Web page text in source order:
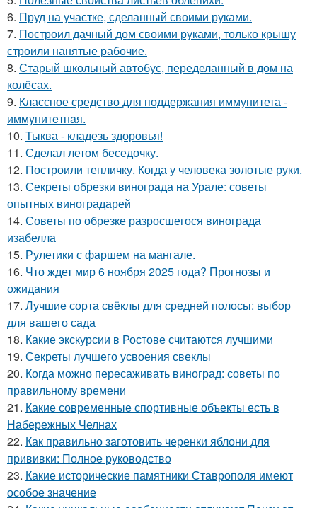
6. Пруд на участке, сделанный своими руками.
7. Построил дачный дом своими руками, только крышу
строили нанятые рабочие.
8. Старый школьный автобус, переделанный в дом на
колёсах.
9. Классное средство для поддержания иммунитета -
иммyнитeтнaя.
10. Тыква - кладезь здоровья!
11. Сделал летом беседочку.
12. Построили тепличку. Когда у человека золотые руки.
13. Секреты обрезки винограда на Урале: советы
опытных виноградарей
14. Советы по обрезке разросшегося винограда
изабелла
15. Рулетики с фаршем на мангале.
16. Что ждет мир 6 ноября 2025 года? Прогнозы и
ожидания
17. Лучшие сорта свёклы для средней полосы: выбор
для вашего сада
18. Какие экскурсии в Ростове считаются лучшими
19. Секреты лучшего усвоения свеклы
20. Когда можно пересаживать виноград: советы по
правильному времени
21. Какие современные спортивные объекты есть в
Набережных Челнах
22. Как правильно заготовить черенки яблони для
прививки: Полное руководство
23. Какие исторические памятники Ставрополя имеют
особое значение